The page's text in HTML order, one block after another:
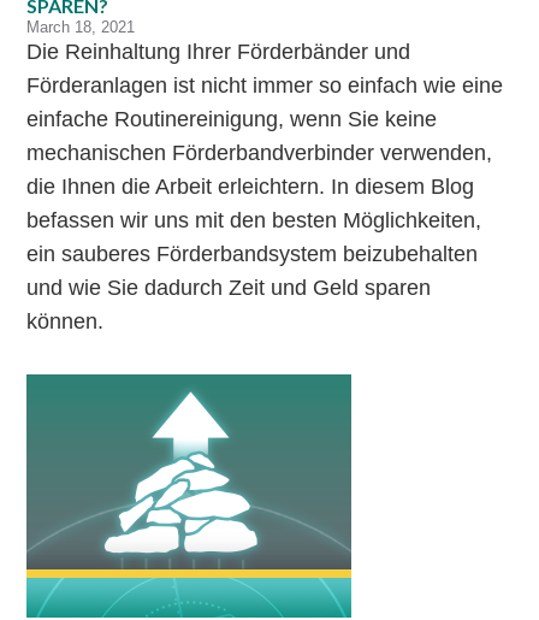
SPAREN?
March 18, 2021
Die Reinhaltung Ihrer Förderbänder und
Förderanlagen ist nicht immer so einfach wie eine
einfache Routinereinigung, wenn Sie keine
mechanischen Förderbandverbinder verwenden,
die Ihnen die Arbeit erleichtern. In diesem Blog
befassen wir uns mit den besten Möglichkeiten,
ein sauberes Förderbandsystem beizubehalten
und wie Sie dadurch Zeit und Geld sparen
können.